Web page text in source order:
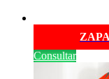
Consultar